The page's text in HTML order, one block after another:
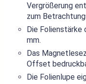
Vergrößerung
zum
Die Folienstärke
mm.
Das
Offset
Die Folienlupe